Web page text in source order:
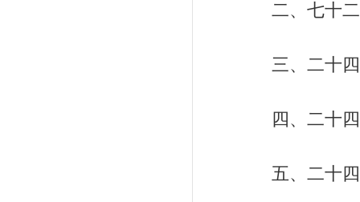
二、七十二
三、二十四
四、二十四
五、二十四节